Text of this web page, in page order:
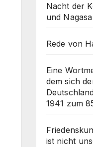
Nacht der
und
Rede von
Eine
dem sich
1941 zum
ist nicht